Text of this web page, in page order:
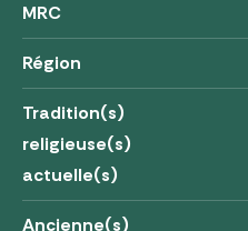
MRC
Région
Tradition(s)
religieuse(s)
actuelle(s)
Ancienne(s)